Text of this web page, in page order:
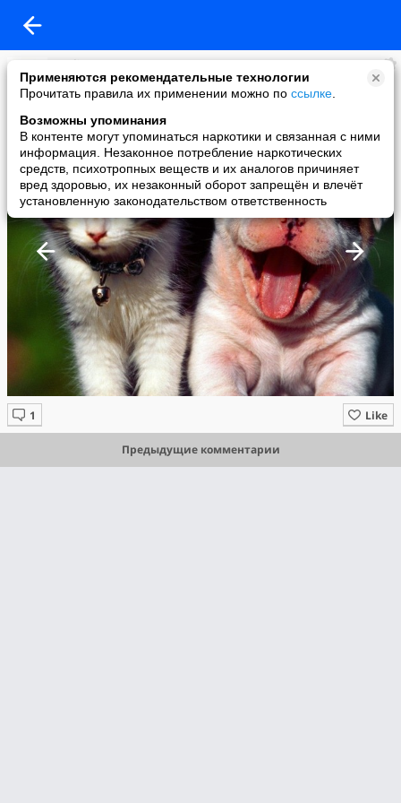
Применяются рекомендательные технологии
Прочитать правила их применении можно по ссылке
Возможны упоминания
В контенте могут упоминаться наркотики и связанная с ними
информация. Незаконное потребление наркотических
средств, психотропных веществ и их аналогов причиняет
вред здоровью, их незаконный оборот запрещён и влечёт
установленную законодательством ответственность
Beeline
added a photo
24 Dec в 15:32
Like
Предыдущие комментарии